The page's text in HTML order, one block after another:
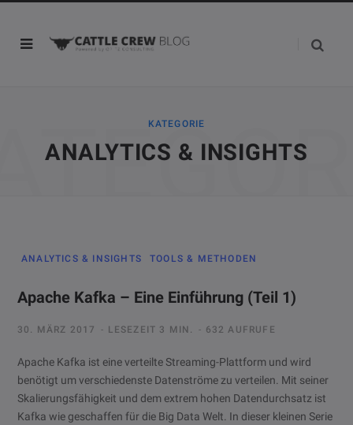
KATEGORIE
ANALYTICS & INSIGHTS
ANALYTICS & INSIGHTS TOOLS & METHODEN
Apache Kafka – Eine Einführung (Teil 1)
30. MÄRZ 2017 LESEZEIT 3 MIN. 632 AUFRUFE
Apache Kafka ist eine verteilte Streaming-Plattform und wird
benötigt um verschiedenste Datenströme zu verteilen. Mit seiner
Skalierungsfähigkeit und dem extrem hohen Datendurchsatz ist
Kafka wie geschaffen für die Big Data Welt. In dieser kleinen Serie